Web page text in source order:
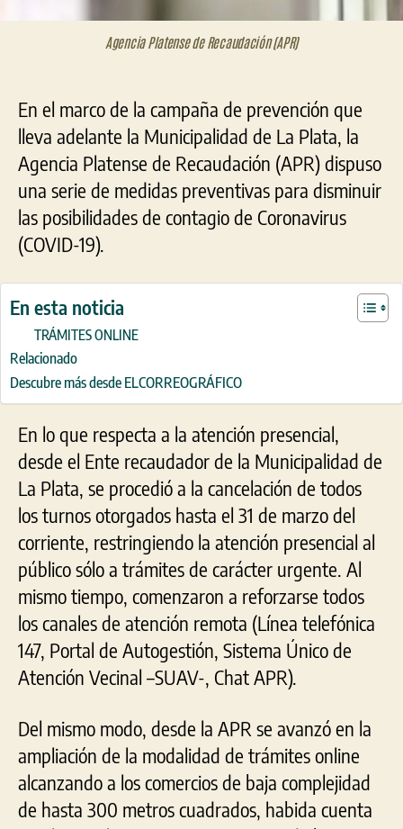
Agencia Platense de Recaudación (APR)
En el marco de la campaña de prevención que
lleva adelante la Municipalidad de La Plata, la
Agencia Platense de Recaudación (APR) dispuso
una serie de medidas preventivas para disminuir
las posibilidades de contagio de Coronavirus
(COVID-19).
En esta noticia
TRÁMITES ONLINE
Relacionado
Descubre más desde ELCORREOGRÁFICO
En lo que respecta a la atención presencial,
desde el Ente recaudador de la Municipalidad de
La Plata, se procedió a la cancelación de todos
los turnos otorgados hasta el 31 de marzo del
corriente, restringiendo la atención presencial al
público sólo a trámites de carácter urgente. Al
mismo tiempo, comenzaron a reforzarse todos
los canales de atención remota (Línea telefónica
147, Portal de Autogestión, Sistema Único de
Atención Vecinal –SUAV-, Chat APR).
Del mismo modo, desde la APR se avanzó en la
ampliación de la modalidad de trámites online
alcanzando a los comercios de baja complejidad
de hasta 300 metros cuadrados, habida cuenta